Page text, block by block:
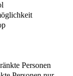
Personen